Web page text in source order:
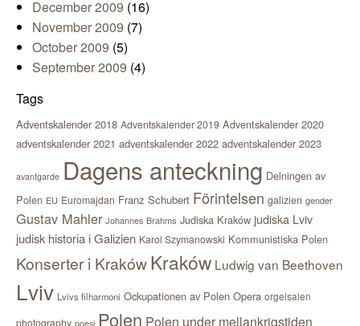
December 2009 (16)
November 2009 (7)
October 2009 (5)
September 2009 (4)
Tags
Adventskalender 2018 Adventskalender 2019 Adventskalender 2020
adventskalender 2021 adventskalender 2022 adventskalender 2023
avantgarde Dagens anteckning Delningen av
Polen EU Euromajdan Franz Schubert Förintelsen galizien gender
Gustav Mahler Johannes Brahms Judiska Kraków judiska Lviv
judisk historia i Galizien Karol Szymanowski Kommunistiska Polen
Konserter i KrakówKraków Ludwig van Beethoven
Lviv Lvivs filharmoni Ockupationen av Polen Opera orgelsalen
photography poesi Polen Polen under mellankrigstiden